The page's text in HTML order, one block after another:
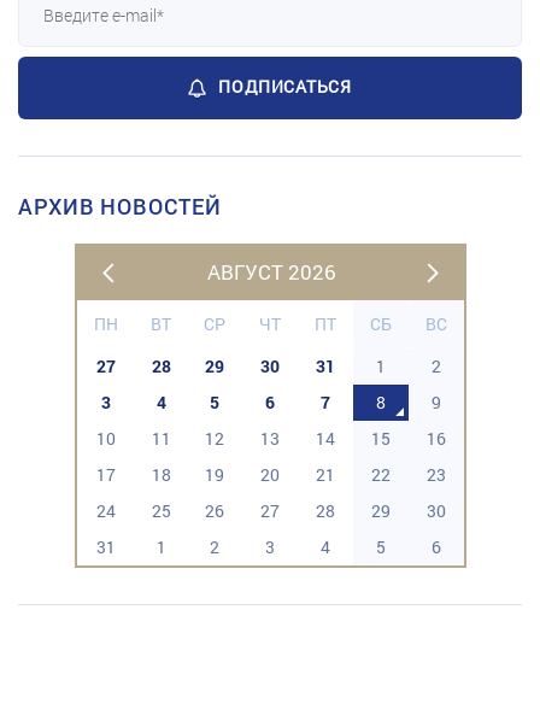
ПОДПИСАТЬСЯ
АРХИВ НОВОСТЕЙ
АВГУСТ 2026
ПН ВТ СР ЧТ ПТ СБ
ВС
27
28 29 30 31 1
2
3
4 5 6 7 8
9
10
11 12 13 14 15
16
17
18 19 20 21 22
23
24
25 26 27 28 29
30
31
1 2 3 4 5 6